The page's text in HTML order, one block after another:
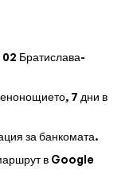
Братислава-
7 дни в
за банкомата.
в Google